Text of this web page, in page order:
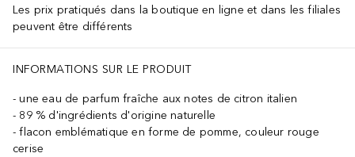
Les prix pratiqués dans la boutique en ligne et dans les filiales
peuvent être différents
INFORMATIONS SUR LE PRODUIT
une eau de parfum fraîche aux notes de citron italien
89 % d'ingrédients d'origine naturelle
flacon emblématique en forme de pomme, couleur rouge
cerise